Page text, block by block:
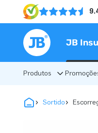
JB
Produtos
Sortido